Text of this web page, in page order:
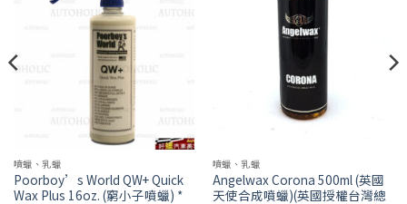
噴蠟、乳蠟
Poorboy’s World QW+ Quick
Wax Plus 16oz. (窮小子噴蠟) *
噴蠟、乳蠟
Angelwax Corona 500ml (英國
天使合成噴蠟)(英國授權台灣總